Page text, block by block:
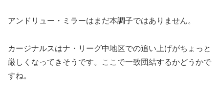
アンドリュー・ミラーはまだ本調子ではありません。
カージナルスはナ・リーグ中地区での追い上げがちょっと
厳しくなってきそうです。ここで一致団結するかどうかで
すね。